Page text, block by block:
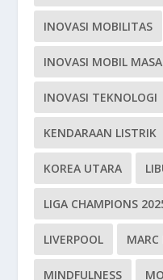
INOVASI MOBILITAS
INOVASI MOBIL
INOVASI TEKNOLOGI
KENDARAAN LISTRIK
KOREA UTARA
LIGA CHAMPIONS
LIVERPOOL MARC
MINDFULNESS